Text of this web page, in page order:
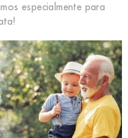
especialmente para